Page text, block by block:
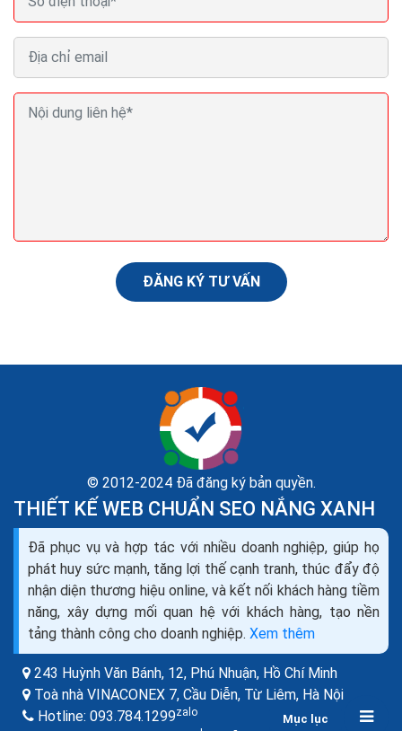
Mục lục
seo top nhanh nhất
Cập nhật nội dung thường xuyên, đều đặn, hạn chế đi
"leech" bài và copy bài, nên lên kế hoạch viết bài đều
đặn cho từng chuyên...
ĐĂNG KÝ TƯ VẤN
© 2012-2024 Đã đăng ký bản quyền.
THIẾT KẾ WEB CHUẨN SEO NẮNG XANH
Đã phục vụ và hợp tác với nhiều doanh nghiệp, giúp họ
phát huy sức mạnh, tăng lợi thế cạnh tranh, thúc đẩy độ
nhận diện thương hiệu online, và kết nối khách hàng tiềm
năng, xây dựng mối quan hệ với khách hàng, tạo nền
tảng thành công cho doanh nghiệp. Xem thêm
243 Huỳnh Văn Bánh, 12, Phú Nhuận, Hồ Chí Minh
Toà nhà VINACONEX 7, Cầu Diễn, Từ Liêm, Hà Nội
Hotline: 093.784.1299zalo